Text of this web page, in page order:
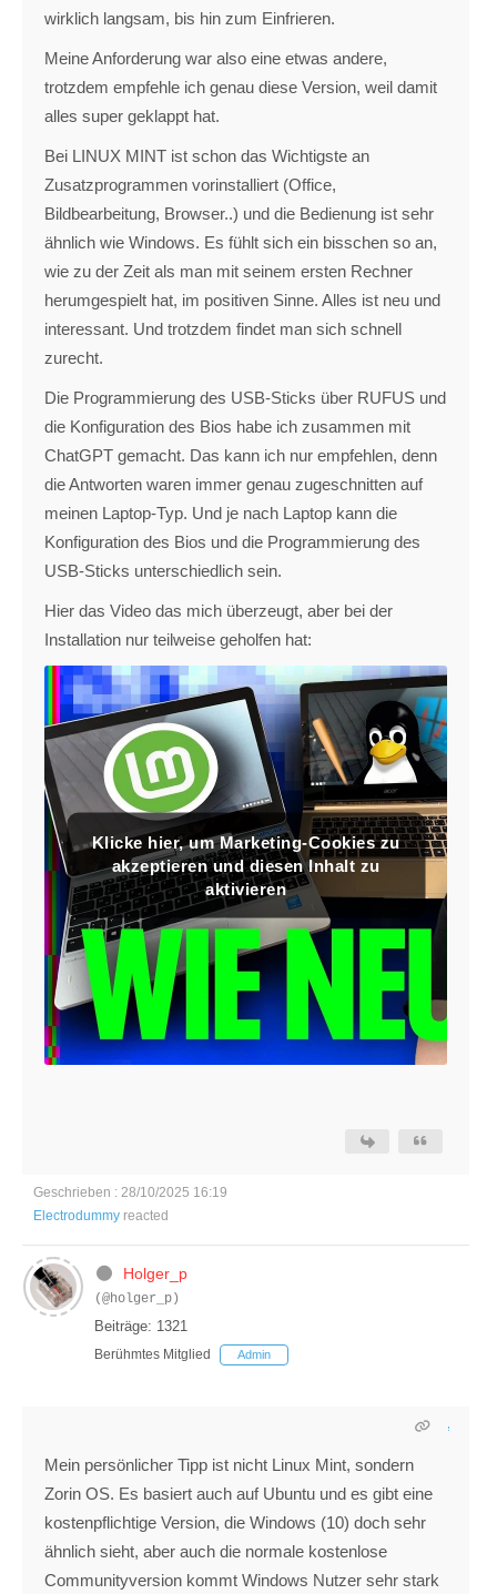
wirklich langsam, bis hin zum Einfrieren.
Meine Anforderung war also eine etwas andere,
trotzdem empfehle ich genau diese Version, weil damit
alles super geklappt hat.
Bei LINUX MINT ist schon das Wichtigste an
Zusatzprogrammen vorinstalliert (Office,
Bildbearbeitung, Browser..) und die Bedienung ist sehr
ähnlich wie Windows. Es fühlt sich ein bisschen so an,
wie zu der Zeit als man mit seinem ersten Rechner
herumgespielt hat, im positiven Sinne. Alles ist neu und
interessant. Und trotzdem findet man sich schnell
zurecht.
Die Programmierung des USB-Sticks über RUFUS und
die Konfiguration des Bios habe ich zusammen mit
ChatGPT gemacht. Das kann ich nur empfehlen, denn
die Antworten waren immer genau zugeschnitten auf
meinen Laptop-Typ. Und je nach Laptop kann die
Konfiguration des Bios und die Programmierung des
USB-Sticks unterschiedlich sein.
Hier das Video das mich überzeugt, aber bei der
Installation nur teilweise geholfen hat:
Klicke hier, um Marketing-Cookies zu
akzeptieren und diesen Inhalt zu
aktivieren
Geschrieben : 28/10/2025 16:19
Electrodummy reacted
Holger_p
(@holger_p)
Beiträge: 1321
Berühmtes Mitglied Admin
Mein persönlicher Tipp ist nicht Linux Mint, sondern
Zorin OS. Es basiert auch auf Ubuntu und es gibt eine
kostenpflichtige Version, die Windows (10) doch sehr
ähnlich sieht, aber auch die normale kostenlose
Communityversion kommt Windows Nutzer sehr stark